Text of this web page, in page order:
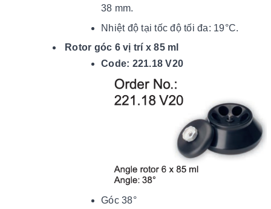
38 mm.
Nhiệt độ tại tốc độ tối đa: 19°C.
Rotor góc 6 vị trí x 85 ml
Code: 221.18 V20
Góc 38°